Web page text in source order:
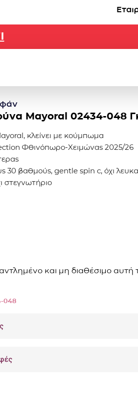
Mayoral 02434-048
κλείνει με κούμπωμα
Φθινόπωρο-Χειμώνας 2025/26
30 βαθμούς, gentle spin c, όχι
στεγνωτήριο
και μη διαθέσιμο αυτή
048